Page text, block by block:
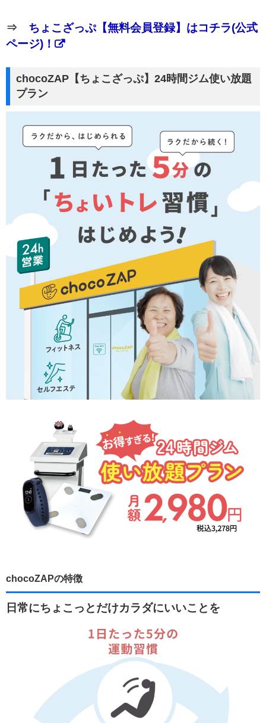
⇒ ちょこざっぷ【無料会員登録】はコチラ(公式
ページ)！
chocoZAP【ちょこざっぷ】24時間ジム使い放題
プラン
chocoZAPの特徴
日常にちょこっとだけカラダにいいことを